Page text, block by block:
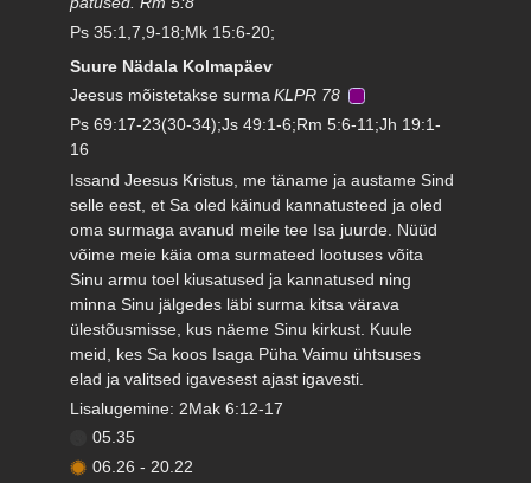
Ps 35:1,7,9-18;Mk 15:6-20;
Suure Nädala Kolmapäev
Jeesus mõistetakse surma KLPR 78
Ps 69:17-23(30-34);Js 49:1-6;Rm 5:6-11;Jh 19:1-
16
Issand Jeesus Kristus, me täname ja austame Sind
selle eest, et Sa oled käinud kannatusteed ja oled
oma surmaga avanud meile tee Isa juurde. Nüüd
võime meie käia oma surmateed lootuses võita
Sinu armu toel kiusatused ja kannatused ning
minna Sinu jälgedes läbi surma kitsa värava
ülestõusmisse, kus näeme Sinu kirkust. Kuule
meid, kes Sa koos Isaga Püha Vaimu ühtsuses
elad ja valitsed igavesest ajast igavesti.
Lisalugemine: 2Mak 6:12-17
05.35
06.26 - 20.22